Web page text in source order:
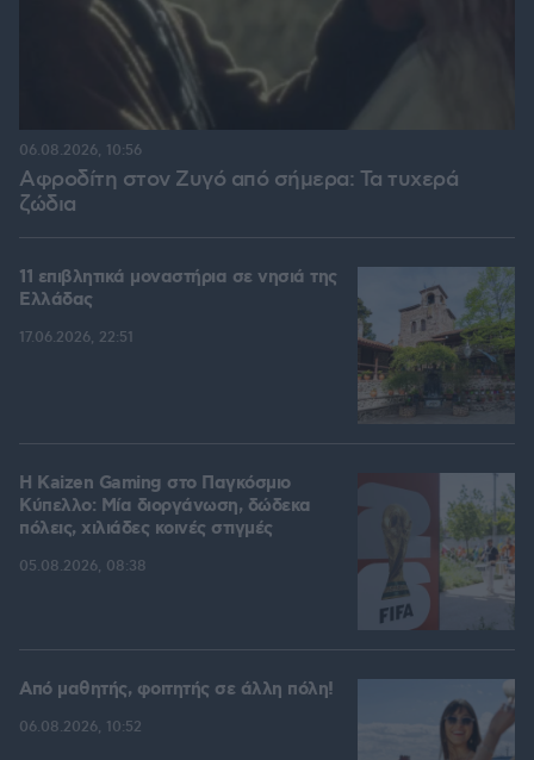
Αφροδίτη στον Ζυγό από σήμερα: Τα τυχερά
ζώδια
06.08.2026, 10:56
11 επιβλητικά μοναστήρια σε νησιά της
Ελλάδας
17.06.2026, 22:51
H Kaizen Gaming στο Παγκόσμιο
Kύπελλο: Μία διοργάνωση, δώδεκα
πόλεις, χιλιάδες κοινές στιγμές
05.08.2026, 08:38
Από μαθητής, φοιτητής σε άλλη πόλη!
06.08.2026, 10:52